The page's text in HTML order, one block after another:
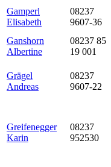
Gamperl
Elisabeth
08237
9607-36
Ganshorn
Albertine
08237 85
19 001
Grägel
Andreas
08237
9607-22
Greifenegger
Karin
08237
952530